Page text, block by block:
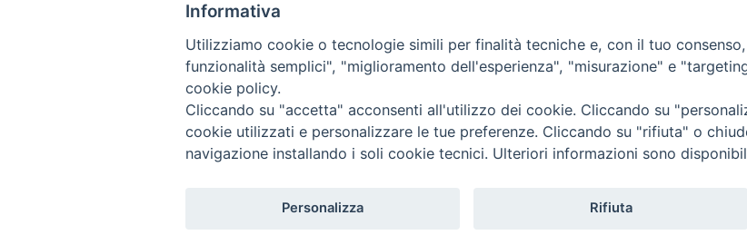
Diocesi di
San Marco Argentano - Scalea
Piazza Duomo 6 (145,52 km)
CONTATTACI
Informativa
Utilizziamo cookie o tecnologie simili per finalità tecniche e, con il tuo
funzionalità semplici", "miglioramento dell'esperienza", "misurazione" e
cookie policy.
Cliccando su "accetta" acconsenti all'utilizzo dei cookie. Cliccando su
cookie utilizzati e personalizzare le tue preferenze. Cliccando su "rifiuta" o
navigazione installando i soli cookie tecnici. Ulteriori informazioni sono
Personalizza Rifiuta